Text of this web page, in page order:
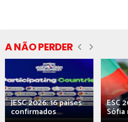
A NÃO PERDER
JESC 2026: 16 países
confirmados
ESC
Sófia